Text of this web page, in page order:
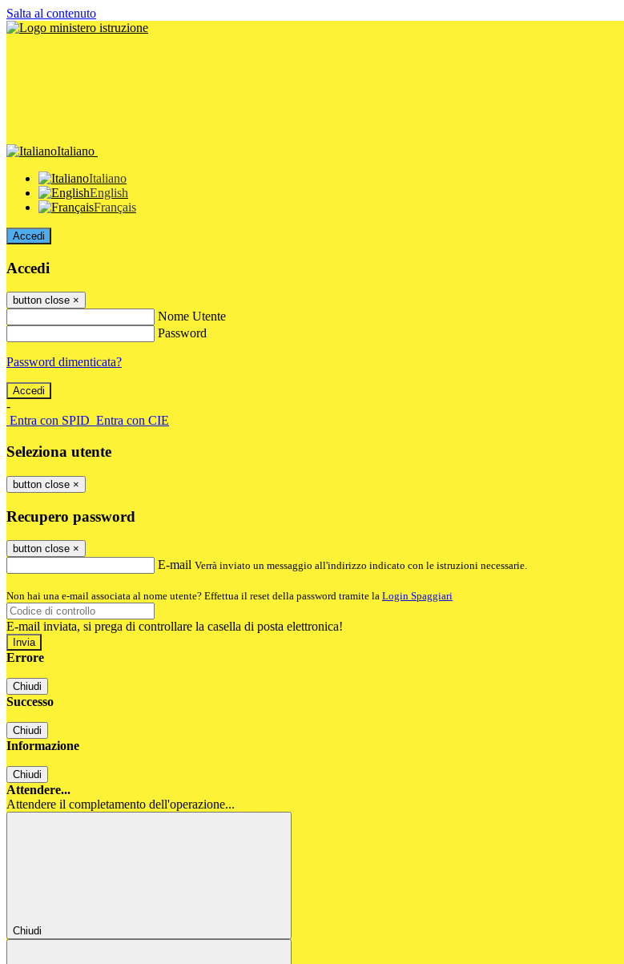
Salta al contenuto
Italiano
Italiano
English
Français
Accedi
Accedi
button close ×
Nome Utente
Password
Password dimenticata?
-
Entra con SPID Entra con CIE
Seleziona utente
button close ×
Recupero password
button close ×
E-mail Verrà inviato un messaggio all'indirizzo indicato con le istruzioni necessarie.
Non hai una e-mail associata al nome utente? Effettua il reset della password tramite la Login Spaggiari
E-mail inviata, si prega di controllare la casella di posta elettronica!
Errore
Chiudi
Successo
Chiudi
Informazione
Chiudi
Attendere...
Attendere il completamento dell'operazione...
Chiudi